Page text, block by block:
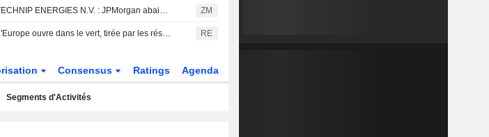
TECHNIP ENERGIES N.V. : JPMorgan abaisse son opinion à neutre ZM
L'Europe ouvre dans le vert, tirée par les résultats et les espoirs en Iran RE
Consensus Ratings Agenda
Segments d'Activités